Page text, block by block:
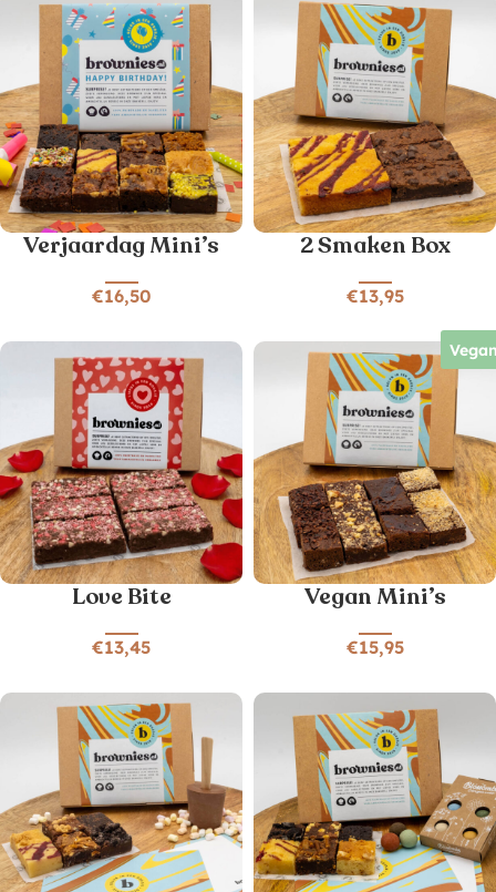
Verjaardag Mini’s
€16,50
2 Smaken Box
€13,95
Love Bite
€13,45
Vegan Mini’s
€15,95